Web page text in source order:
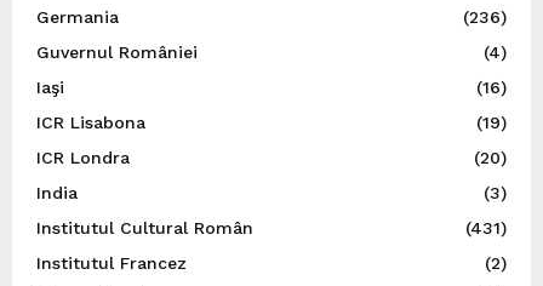
Germania
(236)
Guvernul României
(4)
Iaşi
(16)
ICR Lisabona
(19)
ICR Londra
(20)
India
(3)
Institutul Cultural Român
(431)
Institutul Francez
(2)